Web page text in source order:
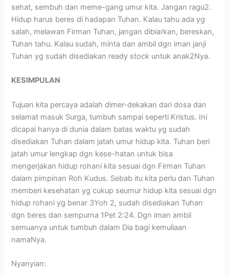
sehat, sembuh dan meme-gang umur kita. Jangan ragu2.
Hidup harus beres di hadapan Tuhan. Kalau tahu ada yg
salah, melawan Firman Tuhan, jangan dibiarkan, bereskan,
Tuhan tahu. Kalau sudah, minta dan ambil dgn iman janji
Tuhan yg sudah disediakan ready stock untuk anak2Nya.
KESIMPULAN
Tujuan kita percaya adalah dimer-dekakan dari dosa dan
selamat masuk Surga, tumbuh sampai seperti Kristus. Ini
dicapai hanya di dunia dalam batas waktu yg sudah
disediakan Tuhan dalam jatah umur hidup kita. Tuhan beri
jatah umur lengkap dgn kese-hatan untuk bisa
mengerjakan hidup rohani kita sesuai dgn Firman Tuhan
dalam pimpinan Roh Kudus. Sebab itu kita perlu dan Tuhan
memberi kesehatan yg cukup seumur hidup kita sesuai dgn
hidup rohani yg benar 3Yoh 2, sudah disediakan Tuhan
dgn beres dan sempurna 1Pet 2:24. Dgn iman ambil
semuanya untuk tumbuh dalam Dia bagi kemuliaan
namaNya.
Nyanyian: